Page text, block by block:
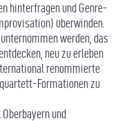
hinterfragen und Genre-
überwinden.
werden, das
neu zu erleben
renommierte
Formationen zu
und